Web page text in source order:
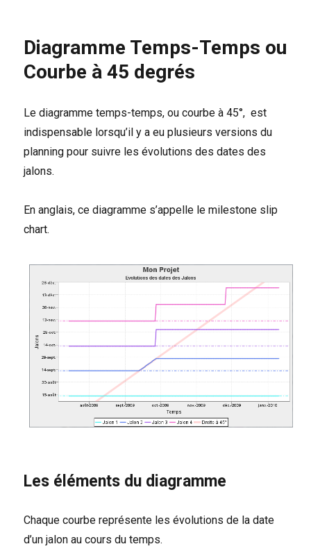
et
Projets
Agiles
Diagramme Temps-Temps ou
Courbe à 45 degrés
Le diagramme temps-temps, ou courbe à 45°, est
indispensable lorsqu’il y a eu plusieurs versions du
planning pour suivre les évolutions des dates des
jalons.
En anglais, ce diagramme s’appelle le milestone slip
chart.
Les éléments du diagramme
Chaque courbe représente les évolutions de la date
d’un jalon au cours du temps.